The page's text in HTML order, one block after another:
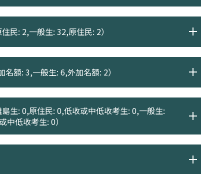
民: 2,一般生: 32,原住民: 2）
額: 3,一般生: 6,外加名額: 2）
生: 0,原住民: 0,低收或中低收考生: 0,一般生:
中低收考生: 0）